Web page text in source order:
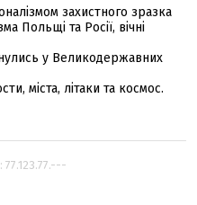
захистного зразка
Польщі та Росії, вічні
у Великодержавних
міста, літаки та космос.
77.123.77.---